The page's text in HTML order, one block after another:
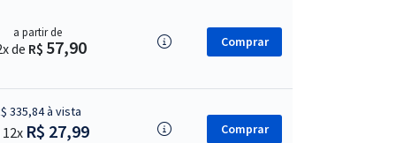
a partir de
de R$ 57,90 Comprar
335,84 à vista
R$ 27,99 Comprar